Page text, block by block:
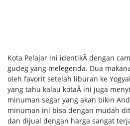
Kota Pelajar ini identikÂ dengan
gudeg yang melegenda. Dua
oleh favorit setelah liburan ke
yang tahu kalau kotaÂ ini juga
minuman segar yang akan bikin
minuman ini bisa dengan mudah
dan dijual dengan harga sangat